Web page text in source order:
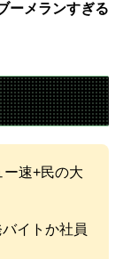
ーメランすぎる
ー速+民の大
バイトか社員